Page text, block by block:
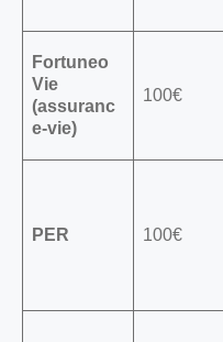
Fortuneo
Vie
(assuranc
e-vie)
100€
PER 100€